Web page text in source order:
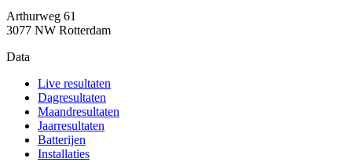
Arthurweg 61
3077 NW Rotterdam
Data
Live resultaten
Dagresultaten
Maandresultaten
Jaarresultaten
Batterijen
Installaties